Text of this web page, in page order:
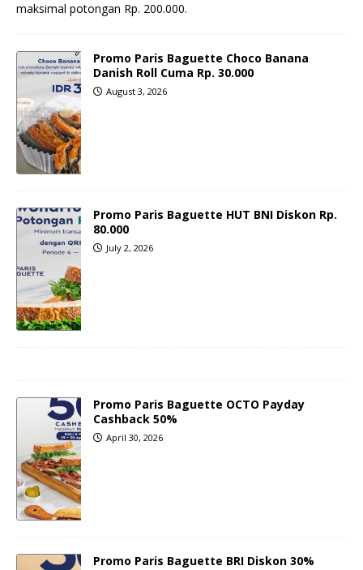
maksimal potongan Rp. 200.000.
Promo Paris Baguette Choco Banana
Danish Roll Cuma Rp. 30.000
August 3, 2026
Promo Paris Baguette HUT BNI Diskon Rp.
80.000
July 2, 2026
Promo Paris Baguette OCTO Payday
Cashback 50%
April 30, 2026
Promo Paris Baguette BRI Diskon 30%